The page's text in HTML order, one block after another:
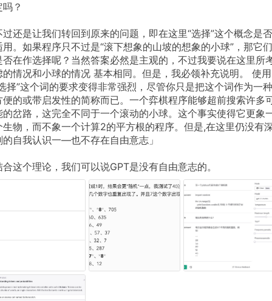
吗？
过还是让我们转回到原来的问题，即在这里“选择”这个概念是否
用。如果程序只不过是“滚下想象的山坡的想象的小球”，那它们
否在作选择呢？当然答案必然是主观的，不过我要说在这里所
的情况和小球的情况 基本相同。但是，我必领补充说明。
使用
择”这个词的要求变得非常强烈，尽管你只是把这个词作为一种
便的或带启发性的简称而已。一个弈棋程序能够超前搜索许多
的岔路，这完全不同于一个滚动的小球。这个事实使得它更象
生物，而不象一个计算2的平方根的程序。但是,在这里仍没有
的自我认识一—也不存在自由意志」
合这个理论，我们可以说GPT是没有自由意志的。